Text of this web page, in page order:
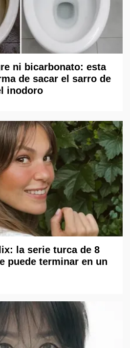
ni bicarbonato: esta
de sacar el sarro de
inodoro
la serie turca de 8
puede terminar en un